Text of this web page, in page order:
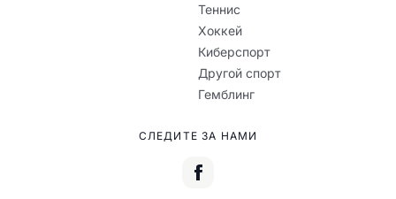
Теннис
Хоккей
Киберспорт
Другой спорт
Гемблинг
СЛЕДИТЕ ЗА НАМИ